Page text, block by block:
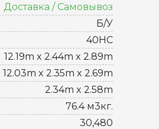
Доставка / Самовывоз
Б/У
40HC
12.19m x 2.44m x 2.89m
12.03m x 2.35m x 2.69m
2.34m x 2.58m
76.4 м3кг.
30,480